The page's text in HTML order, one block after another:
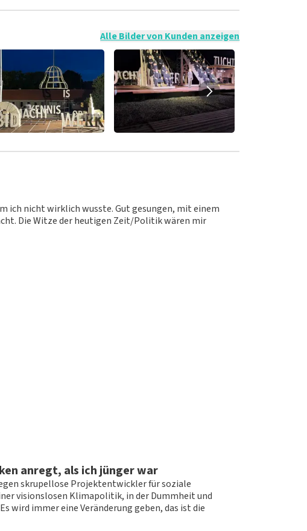
möglich, eine Bewertung abzugeben, wenn du keine
wird.
Alle Bilder von Kunden anzeigen
ich nicht wirklich wusste. Gut gesungen, mit einem
Die Witze der heutigen Zeit/Politik wären mir
Keine Top-Tickets mehr
Uw feedback vinden wij erg belangrijk. U helpt
anregt, als ich jünger war
skrupellose Projektentwickler für soziale
visionslosen Klimapolitik, in der Dummheit und
wird immer eine Veränderung geben, das ist die